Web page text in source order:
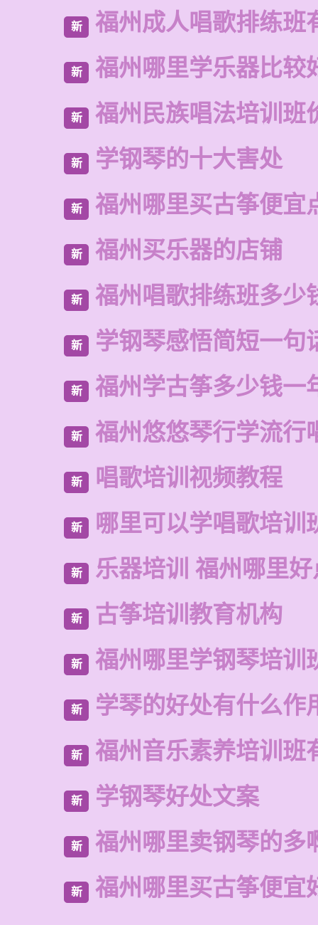
新 福州成人唱歌排练班
新 福州哪里学乐器比较
新 福州民族唱法培训班
新 学钢琴的十大害处
新 福州哪里买古筝便宜
新 福州买乐器的店铺
新 福州唱歌排练班多少
新 学钢琴感悟简短一句
新 福州学古筝多少钱一
新 福州悠悠琴行学流行
新 唱歌培训视频教程
新 哪里可以学唱歌培训
新 乐器培训 福州哪里
新 古筝培训教育机构
新 福州哪里学钢琴培训
新 学琴的好处有什么作
新 福州音乐素养培训班
新 学钢琴好处文案
新 福州哪里卖钢琴的多
新 福州哪里买古筝便宜